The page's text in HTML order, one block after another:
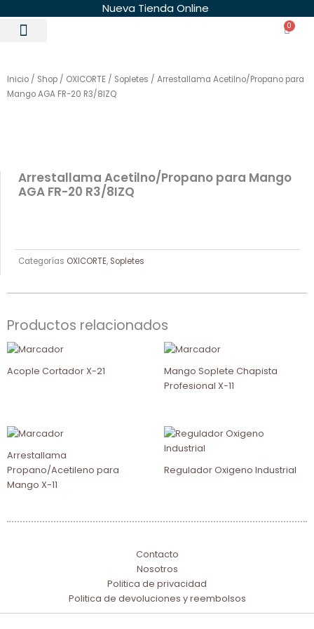
contenido
Nueva Tienda Online
0
Inicio / Shop / OXICORTE / Sopletes / Arrestallama Acetilno/Propano para
Mango AGA FR-20 R3/8IZQ
Arrestallama Acetilno/Propano para Mango
AGA FR-20 R3/8IZQ
Categorías OXICORTE, Sopletes
Productos relacionados
Acople Cortador X-21
Mango Soplete Chapista
Profesional X-11
Arrestallama
Propano/Acetileno para
Mango X-11
Regulador Oxigeno Industrial
Contacto
Nosotros
Politica de privacidad
Politica de devoluciones y reembolsos